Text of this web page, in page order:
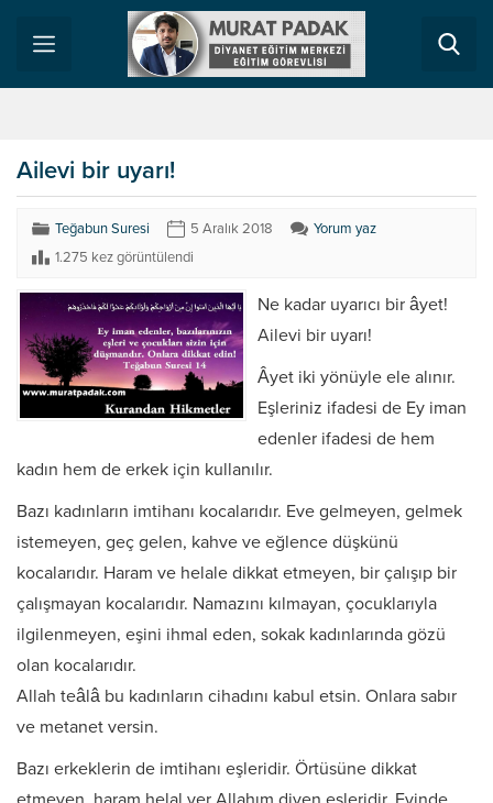
Ailevi bir uyarı!
Teğabun Suresi 5 Aralık 2018
Yorum yaz
1.275 kez görüntülendi
Ne kadar uyarıcı bir âyet!
Ailevi bir uyarı!
Âyet iki yönüyle ele alınır.
Eşleriniz ifadesi de Ey iman
edenler ifadesi de hem
kadın hem de erkek için kullanılır.
Bazı kadınların imtihanı kocalarıdır. Eve gelmeyen, gelmek
istemeyen, geç gelen, kahve ve eğlence düşkünü
kocalarıdır. Haram ve helale dikkat etmeyen, bir çalışıp bir
çalışmayan kocalarıdır. Namazını kılmayan, çocuklarıyla
ilgilenmeyen, eşini ihmal eden, sokak kadınlarında gözü
olan kocalarıdır.
Allah teâlâ bu kadınların cihadını kabul etsin. Onlara sabır
ve metanet versin.
Bazı erkeklerin de imtihanı eşleridir. Örtüsüne dikkat